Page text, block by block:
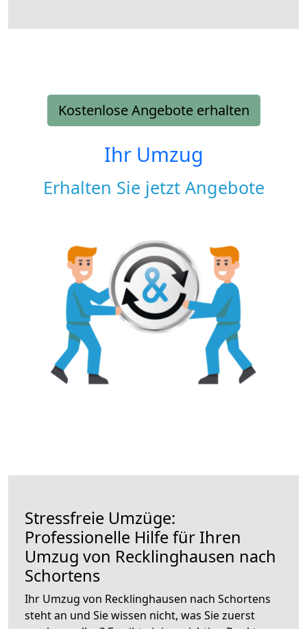
Kostenlose Angebote erhalten
Ihr Umzug
Erhalten Sie jetzt Angebote
Stressfreie Umzüge:
Professionelle Hilfe für Ihren
Umzug von Recklinghausen nach
Schortens
Ihr Umzug von Recklinghausen nach Schortens
steht an und Sie wissen nicht, was Sie zuerst